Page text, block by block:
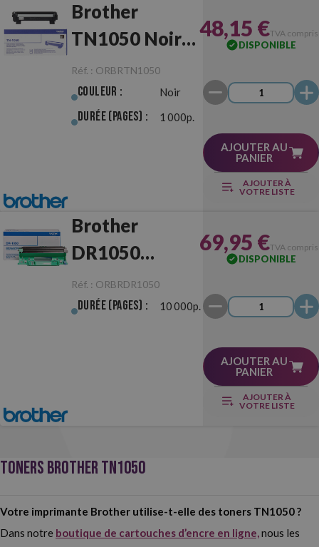
Brother
TN1050 Noir
Originale
Réf. : ORBRTN1050
Couleur : Noir
Durée (pages) : 1 000p.
48,15 €TVA
DISPONIBLE
AJOUTER AU
PANIER
AJOUTER À
VOTRE LISTE
Brother
DR1050
Tambour
Originale
Réf. : ORBRDR1050
Durée (pages) : 10 000p.
69,95 €TVA
DISPONIBLE
AJOUTER AU
PANIER
AJOUTER À
VOTRE LISTE
TONERS BROTHER TN1050
Votre imprimante Brother utilise-t-elle des toners TN1050 ?
Dans notre boutique de cartouches d’encre en ligne,nous les